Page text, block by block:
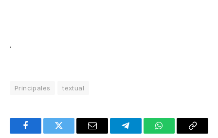
.
Principales textual
FacebookTwitter Email TelegramWhatsAppCopy